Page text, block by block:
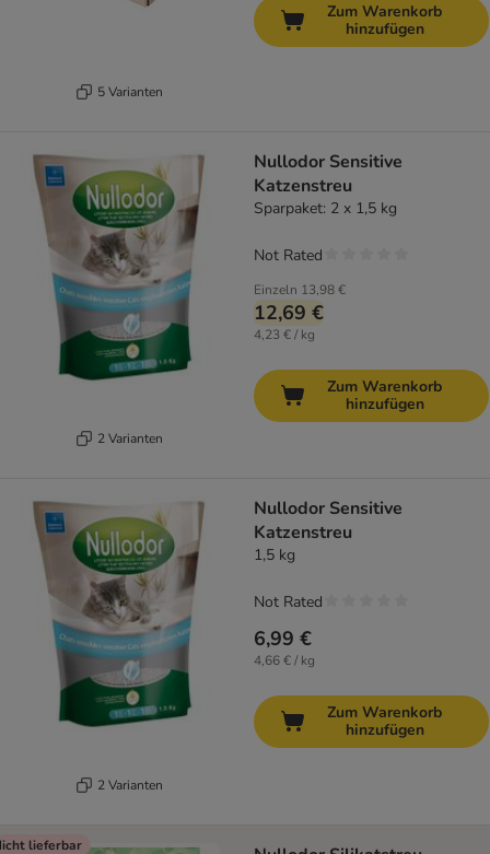
5 Varianten
Zum Warenkorb
hinzufügen
2 Varianten
Nullodor Sensitive
Katzenstreu
Sparpaket: 2 x 1,5 kg
Einzeln 13,98 €
12,69 €
4,23 € / kg
Not Rated
Zum Warenkorb
hinzufügen
2 Varianten
Nullodor Sensitive
Katzenstreu
1,5 kg
6,99 €
4,66 € / kg
Not Rated
Zum Warenkorb
hinzufügen
lieferbar